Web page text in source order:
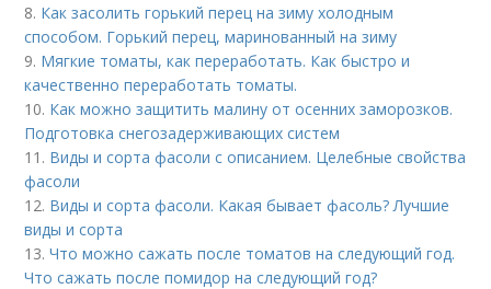
8. Как засолить горький перец на зиму холодным
способом. Горький перец, маринованный на зиму
9. Мягкие томаты, как переработать. Как быстро и
качественно переработать томаты.
10. Как можно защитить малину от осенних заморозков.
Подготовка снегозадерживающих систем
11. Виды и сорта фасоли с описанием. Целебные свойства
фасоли
12. Виды и сорта фасоли. Какая бывает фасоль? Лучшие
виды и сорта
13.Что можно сажать после томатов на следующий год.
Что сажать после помидор на следующий год?